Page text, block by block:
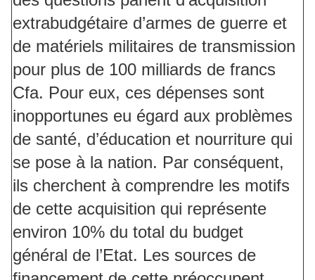
extrabudgétaire d’armes de guerre et
de matériels militaires de transmission
pour plus de 100 milliards de francs
Cfa. Pour eux, ces dépenses sont
inopportunes eu égard aux problèmes
de santé, d’éducation et nourriture qui
se pose à la nation. Par conséquent,
ils cherchent à comprendre les motifs
de cette acquisition qui représente
environ 10% du total du budget
général de l’Etat. Les sources de